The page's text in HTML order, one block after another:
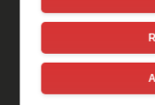
Sembla
error de